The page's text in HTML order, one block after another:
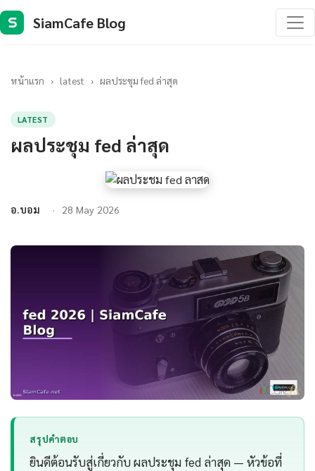
S SiamCafe Blog
หน้าแรก › latest › ผลประชุม fed ล่าสุด
LATEST
ผลประชุม fed ล่าสุด
อ.บอม 28 May 2026
สรุปคำตอบ
ยินดีต้อนรับสู่เกี่ยวกับ ผลประชุม fed ล่าสุด — หัวข้อที่